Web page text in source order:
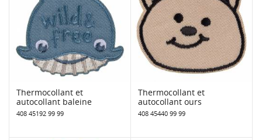
Thermocollant et
autocollant baleine
408 45192 99 99
Thermocollant et
autocollant ours
408 45440 99 99